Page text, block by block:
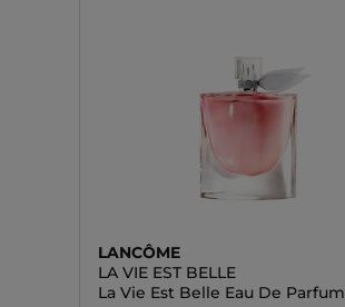
LANCÔME
LA VIE EST BELLE
La Vie Est Belle Eau De Parfum